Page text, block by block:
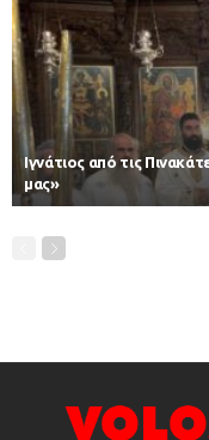
Ιγνάτιος από τις
μας»